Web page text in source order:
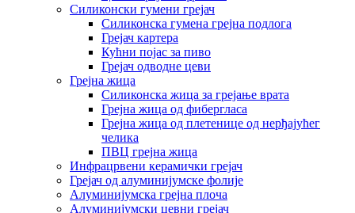
Силиконски гумени грејач
Силиконска гумена грејна подлога
Грејач картера
Кућни појас за пиво
Грејач одводне цеви
Грејна жица
Силиконска жица за грејање врата
Грејна жица од фибергласа
Грејна жица од плетенице од нерђајућег
челика
ПВЦ грејна жица
Инфрацрвени керамички грејач
Грејач од алуминијумске фолије
Алуминијумска грејна плоча
Алуминијумски цевни грејач